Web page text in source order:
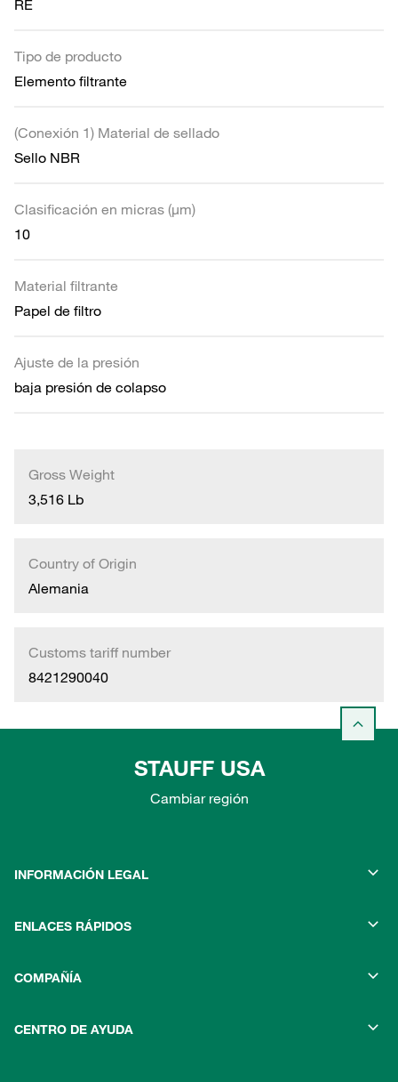
RE
Tipo de producto
Elemento filtrante
(Conexión 1) Material de sellado
Sello NBR
Clasificación en micras (µm)
10
Material filtrante
Papel de filtro
Ajuste de la presión
baja presión de colapso
Gross Weight
3,516 Lb
Country of Origin
Alemania
Customs tariff number
8421290040
STAUFF USA
Cambiar región
INFORMACIÓN LEGAL
ENLACES RÁPIDOS
COMPAÑÍA
CENTRO DE AYUDA